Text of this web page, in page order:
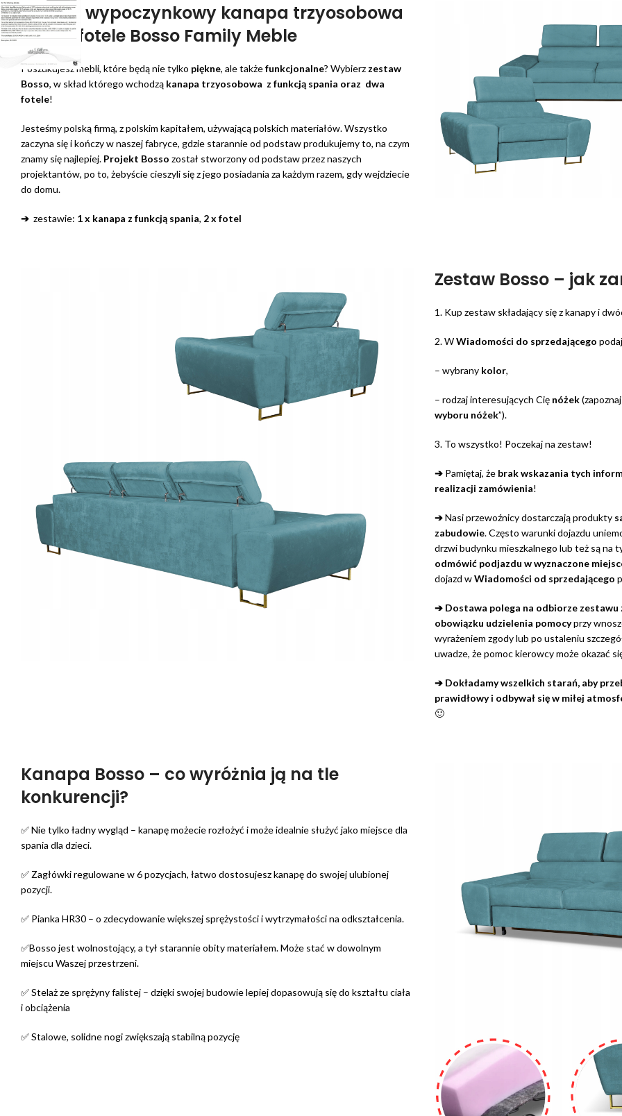
Zestaw wypoczynkowy kanapa trzyosobowa
+ dwa fotele Bosso Family Meble
Poszukujesz mebli, które będą nie tylko piękne, ale takżefunkcjonalne? Wybierz zestaw
Bosso, w skład którego wchodzą kanapa trzyosobowa z funkcją spania oraz dwa
fotele!
Jesteśmy polską firmą, z polskim kapitałem, używającą polskich materiałów. Wszystko
zaczyna się i kończy w naszej fabryce, gdzie starannie od podstaw produkujemy to, na czym
znamy się najlepiej. Projekt Bosso został stworzony od podstaw przez naszych
projektantów, po to, żebyście cieszyli się z jego posiadania za każdym razem, gdy wejdziecie
do domu.
➔ zestawie: 1 x kanapa z funkcją spania, 2 x fotel
Zestaw Bosso – jak
1. Kup zestaw składający się z kanapy i
2. WWiadomości do sprzedającego
– wybrany kolor,
– rodzaj interesujących Cię nóżek
wyboru nóżek”).
3. To wszystko! Poczekaj na zestaw!
➔ Pamiętaj, że brak wskazania tych
realizacji zamówienia!
➔Nasi przewoźnicy dostarczają produkty
zabudowie. Często warunki dojazdu
drzwi budynku mieszkalnego lub też są na
odmówić podjazdu w wyznaczone
dojazd wWiadomości od sprzedającego
➔ Dostawa polega na odbiorze zestawu
obowiązku udzielenia pomocyprzy
wyrażeniem zgody lub po ustaleniu
uwadze, że pomoc kierowcy może okazać
➔ Dokładamy wszelkich starań, aby
prawidłowy i odbywał się w miłej
🙂
Kanapa Bosso – co wyróżnia ją na tle
konkurencji?
✅ Nie tylko ładny wygląd – kanapę możecie rozłożyć i może idealnie służyć jako miejsce dla
spania dla dzieci.
✅ Zagłówki regulowane w 6 pozycjach, łatwo dostosujesz kanapę do swojej ulubionej
pozycji.
✅ Pianka HR30 – o zdecydowanie większej sprężystości i wytrzymałości na odkształcenia.
✅Bosso jest wolnostojący, a tył starannie obity materiałem. Może stać w dowolnym
miejscu Waszej przestrzeni.
✅ Stelaż ze sprężyny falistej – dzięki swojej budowie lepiej dopasowują się do kształtu ciała
i obciążenia
✅ Stalowe, solidne nogi zwiększają stabilną pozycję